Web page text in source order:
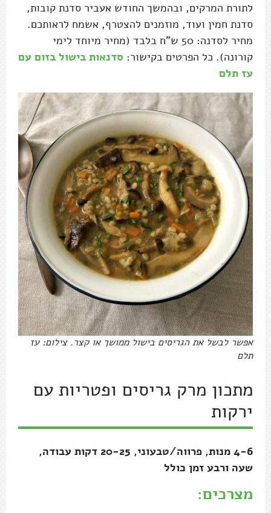
לתורת המרקים, ובהמשך החודש אעביר סדנת קובות,
סדנת חמין ועוד, מוזמנים להצטרף, אשמח לראותכם.
מחיר לסדנה: 50 ש"ח בלבד (מחיר מיוחד לימי
קורונה). כל הפרטים בקישור: סדנאות בישול בזום עם
עז תלם
אפשר לבשל את הגריסים בישול ממושך או קצר. צילום: עז
תלם
מתכון מרק גריסים ופטריות עם
ירקות
4-6 מנות, פרווה/טבעוני, 20-25 דקות עבודה,
שעה ורבע זמן כולל
מצרכים: